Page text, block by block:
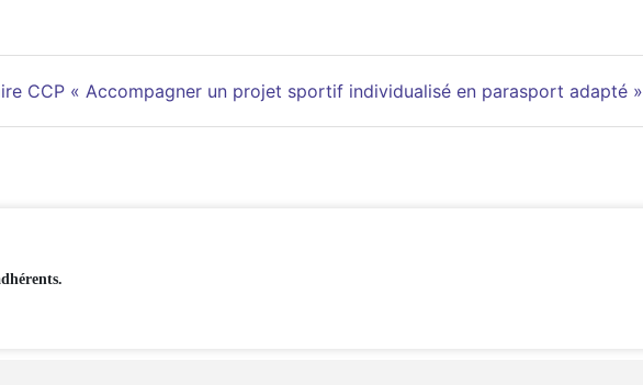
CCP « Accompagner un projet sportif individualisé en parasport adapté »